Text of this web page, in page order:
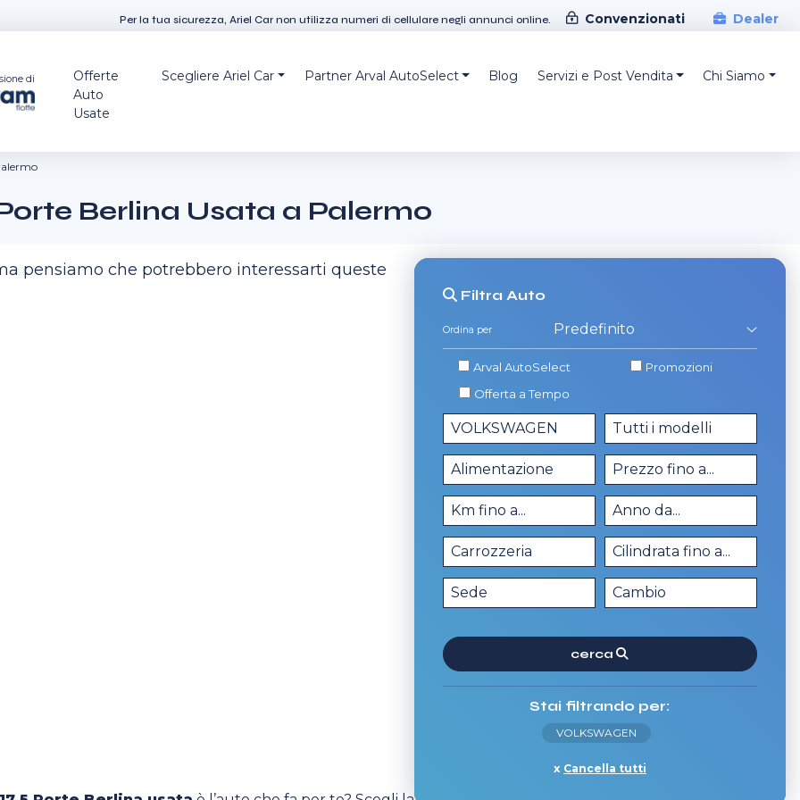
Per la tua sicurezza, Ariel Car non utilizza numeri di cellulare negli annunci online. Convenzionati Dealer
di
Offerte
Auto
Usate
Scegliere Ariel Car Partner Arval AutoSelect Blog Servizi e Post Vendita Chi Siamo
Berlina Usata a Palermo
pensiamo che potrebbero interessarti queste
Filtra Auto
Ordina per
Arval AutoSelect
Promozioni
Offerta a Tempo
cerca
Stai filtrando per:
VOLKSWAGEN
Cancella tutti